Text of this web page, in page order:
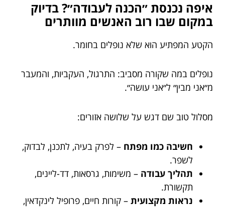
איפה נכנסת ״הכנה לעבודה״? בדיוק
במקום שבו רוב האנשים מוותרים
הקטע המפתיע הוא שלא נופלים בחומר.
נופלים במה שקורה מסביב: התרגול, העקביות, והמעבר
מ״אני מבין״ ל״אני עושה״.
מסלול טוב שם דגש על שלושה אזורים:
חשיבה כמו מפתח – לפרק בעיה, לתכנן, לבדוק,
לשפר.
תהליך עבודה – משימות, גרסאות, דד-ליינים,
תקשורת.
נראות מקצועית – קורות חיים, פרופיל לינקדאין,